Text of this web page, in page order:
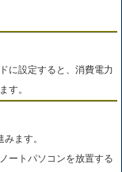
に設定すると、消費電力
す。
ます。
ートパソコンを放置する